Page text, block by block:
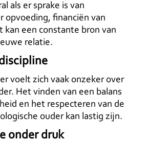
als er sprake is van
opvoeding, financiën van
kan een constante bron van
relatie.
voelt zich vaak onzeker over
Het vinden van een balans
en het respecteren van de
ouder kan lastig zijn.
onder druk